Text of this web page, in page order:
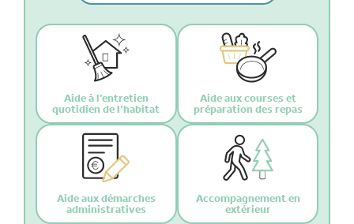
Aide à l’entretien
quotidien de l’habitat
Aide aux courses et
préparation des repas
Aide aux démarches
administratives
Accompagnement en
extérieur